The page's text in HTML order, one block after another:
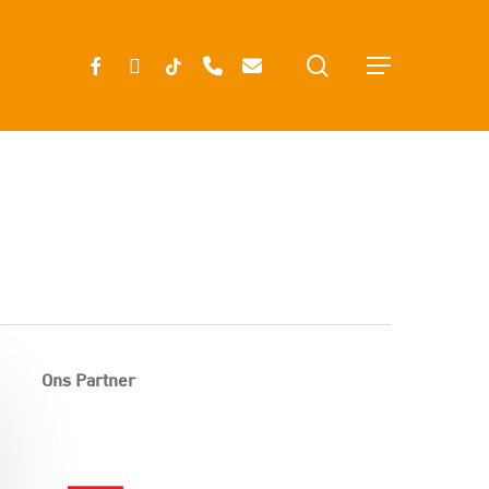
Menu
search
FACEBOOK
INSTAGRAM
TIKTOKPHONEEMAIL
Ons Partner